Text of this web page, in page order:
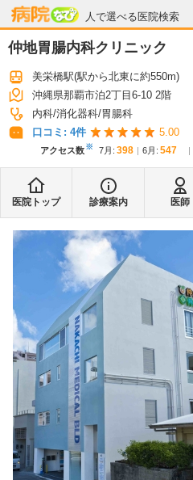
人で選べる医院検索
病院なび
仲地胃腸内科クリニック
美栄橋駅(駅から北東に約550m)
沖縄県那覇市泊2丁目6-10 2階
内科 消化器科 胃腸科
口コミ: 4件 5.00
アクセス数※ 7月 : 398 6月 : 547
医院トップ 診療案内 医師